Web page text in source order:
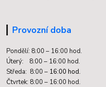
Provozní doba
Pondělí: 8:00 – 16:00 hod.
Úterý: 8:00 – 16:00 hod.
Středa: 8:00 – 16:00 hod.
Čtvrtek: 8:00 – 16:00 hod.